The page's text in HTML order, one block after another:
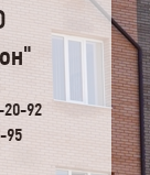
92
95